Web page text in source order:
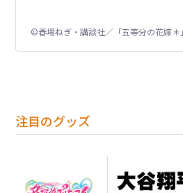
©春場ねぎ・講談社／「五等分の花嫁＊
注目のグッズ